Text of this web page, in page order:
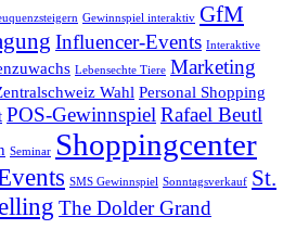
Gewinnspiel interaktiv GfM
Influencer-Events Interaktive
Lebensechte Tiere Marketing
Wahl Personal Shopping
POS-GewinnspielRafael Beutl
Seminar Shoppingcenter
SMS Gewinnspiel Sonntagsverkauf St.
The Dolder Grand